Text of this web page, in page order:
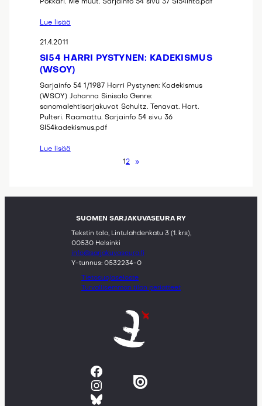
Pokkari. Me muut. Sarjainfo 54 sivu 37 SI54into.pdf
Lue lisää
21.4.2011
SI54 HARRI PYSTYNEN: KADEKISMUS
(WSOY)
Sarjainfo 54 1/1987 Harri Pystynen: Kadekismus
(WSOY) Johanna Sinisalo Genre:
sanomalehtisarjakuvat Schultz. Tenavat. Hart.
Pulteri. Raamattu. Sarjainfo 54 sivu 36
SI54kadekismus.pdf
Lue lisää
12 »
SUOMEN SARJAKUVASEURA RY
Tekstin talo, Lintulahdenkatu 3 (1. krs),
00530 Helsinki
info@sarjakuvaseura.fi
Y-tunnus: 0532234-0
Tietosuojaseloste
Turvallisemman tilan periatteet
Facebook
Instagram
Bluesky